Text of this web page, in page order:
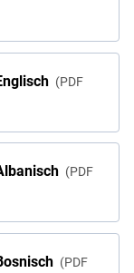
PDF
PDF
PDF